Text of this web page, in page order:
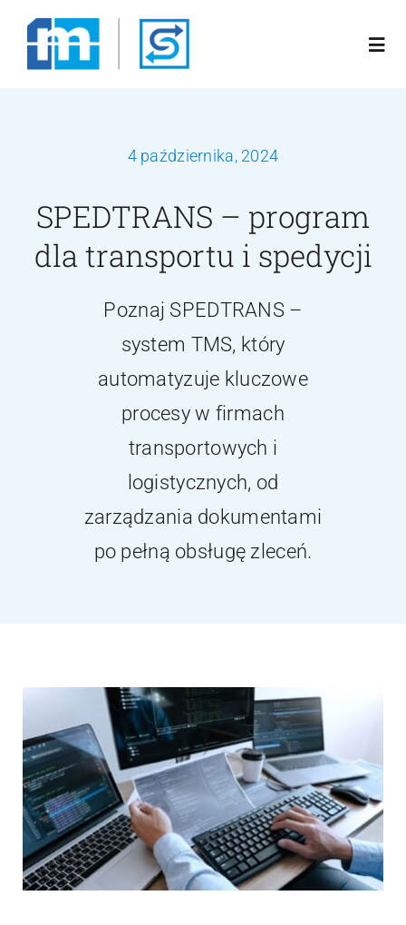
Przejdź
zawartości
4 października, 2024
SPEDTRANS – program
dla transportu i spedycji
Poznaj SPEDTRANS –
system TMS, który
automatyzuje kluczowe
procesy w firmach
transportowych i
logistycznych, od
zarządzania dokumentami
po pełną obsługę zleceń.